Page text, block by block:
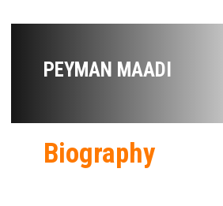
PEYMAN MAADI
Biography